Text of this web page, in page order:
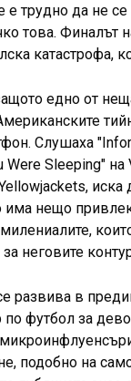
трудно да не
това. Финалът
катастрофа,
едно от
Слушаха
Were Sleeping"
има нещо
неговите
развива в
футбол за
подобно на